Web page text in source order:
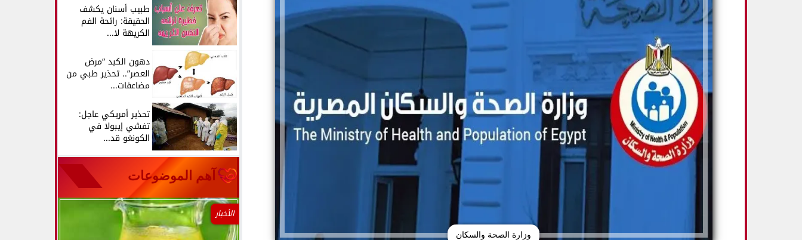
وزارة الصحة والسكان
طبيب أسنان يكشف
الحقيقة: رائحة الفم
الكريهة لا...
دهون الكبد “مرض
العصر”.. تحذير طبي من
مضاعفات...
تحذير أمريكي عاجل:
تفشي إيبولا في
الكونغو قد...
آهم الموضوعات
الأخبار